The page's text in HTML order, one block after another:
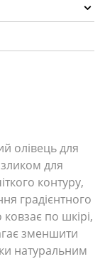
олівець для
для
контуру,
градієнтного
по шкірі,
зменшити
натуральним